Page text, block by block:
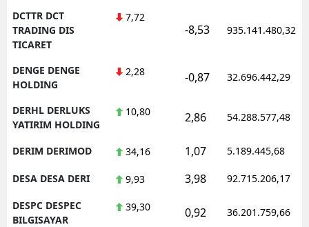
DCTTR DCT
TRADING DIS
TICARET
7,72
-8,53 935.141.480,32
DENGE DENGE
HOLDING
2,28 -0,87 32.696.442,29
DERHL DERLUKS
YATIRIM HOLDING
10,80 2,86 54.288.577,48
DERIM DERIMOD 34,16 1,07 5.189.445,68
DESA DESA DERI 9,93 3,98 92.715.206,17
DESPC DESPEC
BILGISAYAR
39,30 0,92 36.201.759,66